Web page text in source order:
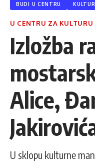
BUDI U CENTRU
U CENTRU ZA KULTURU
Izložba
Alice,
U sklopu kulturne